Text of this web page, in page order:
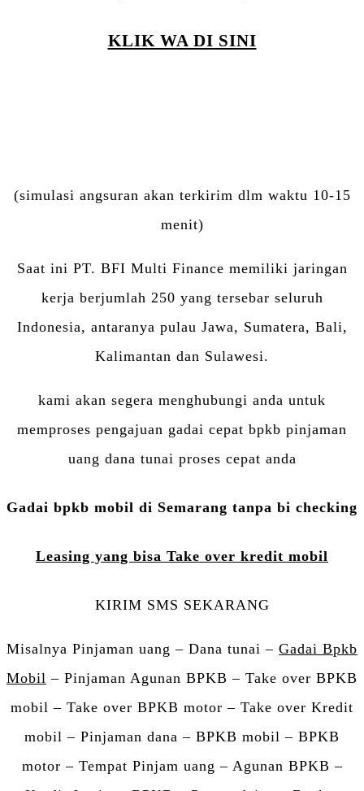
KLIK WA DI SINI
(simulasi angsuran akan terkirim dlm waktu 10-15
menit)
Saat ini PT. BFI Multi Finance memiliki jaringan
kerja berjumlah 250 yang tersebar seluruh
Indonesia, antaranya pulau Jawa, Sumatera, Bali,
Kalimantan dan Sulawesi.
kami akan segera menghubungi anda untuk
memproses pengajuan gadai cepat bpkb pinjaman
uang dana tunai proses cepat anda
Gadai bpkb mobil di Semarang tanpa bi checking
Leasing yang bisa Take over kredit mobil
KIRIM SMS SEKARANG
Misalnya Pinjaman uang – Dana tunai – Gadai Bpkb
Mobil – Pinjaman Agunan BPKB – Take over BPKB
mobil – Take over BPKB motor – Take over Kredit
mobil – Pinjaman dana – BPKB mobil – BPKB
motor – Tempat Pinjam uang – Agunan BPKB –